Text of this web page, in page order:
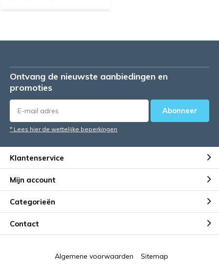
Ontvang de nieuwste aanbiedingen en
promoties
Abonneer
* Lees hier de wettelijke beperkingen
Klantenservice
Mijn account
Categorieën
Contact
Algemene voorwaarden Sitemap